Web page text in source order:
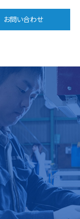
お問い合わせ